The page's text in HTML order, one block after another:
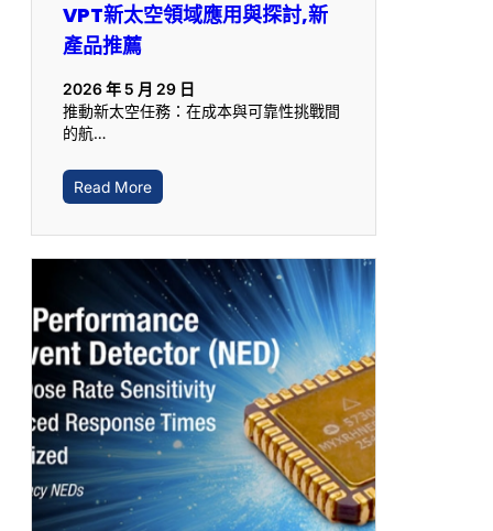
VPT新太空領域應用與探討,新
產品推薦
2026 年 5 月 29 日
推動新太空任務：在成本與可靠性挑戰間
的航…
Read More